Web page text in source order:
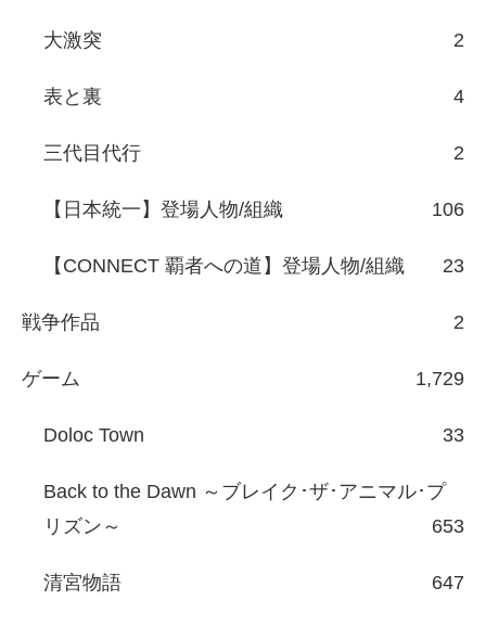
大激突 2
表と裏 4
三代目代行 2
【日本統一】登場人物/組織 106
【CONNECT 覇者への道】登場人物/組織 23
戦争作品 2
ゲーム 1,729
Doloc Town 33
Back to the Dawn ～ブレイク･ザ･アニマル･プ
リズン～
653
清宮物語 647